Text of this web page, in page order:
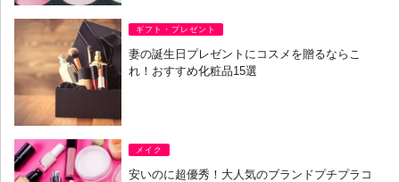
ギフト・プレゼント
妻の誕生日プレゼントにコスメを贈るならこ
れ！おすすめ化粧品15選
メイク
安いのに超優秀！大人気のブランドプチプラコ